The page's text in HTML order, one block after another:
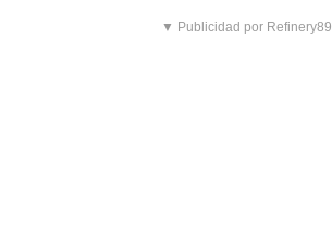
▼ Publicidad por Refinery89